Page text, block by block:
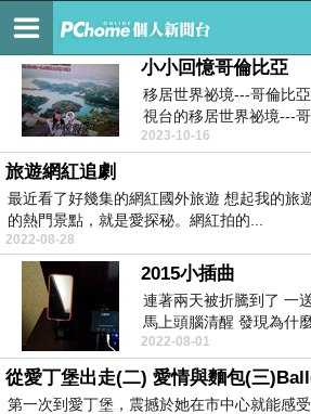
辛地亞的旅程
小小回憶哥倫比亞
移居世界祕境---哥倫比
視台的移居世界祕境---
R...
2023-10-16
旅遊網紅追劇
最近看了好幾集的網紅國外旅遊 想起我的旅
的熱門景點，就是愛探秘。網紅拍的...
2022-08-28
2015小插曲
連著兩天被折騰到了 一
馬上頭腦清醒 發現為什
...
2022-08-01
從愛丁堡出走(二) 愛情與麵包(三
第一次到愛丁堡，震撼於她在市中心就能感